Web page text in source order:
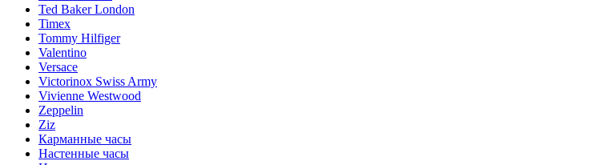
Ted Baker London
Timex
Tommy Hilfiger
Valentino
Versace
Victorinox Swiss Army
Vivienne Westwood
Zeppelin
Ziz
Карманные часы
Настенные часы